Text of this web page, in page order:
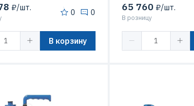
₽/шт. 0 0
В корзину
65 760 ₽/шт.
В розницу